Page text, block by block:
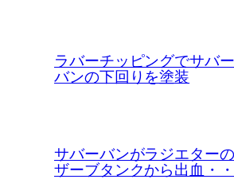
ラバーチッピングでサバー
バンの下回りを塗装
サバーバンがラジエター
ザーブタンクから出血・・